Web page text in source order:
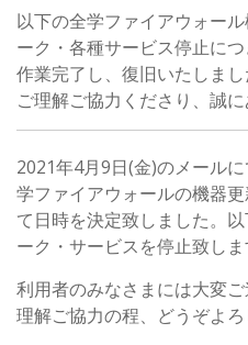
以下の全学ファイアウォー
ーク・各種サービス停止に
作業完了し、復旧いたしまし
ご理解ご協力くださり、誠
2021年4月9日(金)のメール
学ファイアウォールの機器
て日時を決定致しました。
ーク・サービスを停止致しま
利用者のみなさまには大変
理解ご協力の程、どうぞよろ